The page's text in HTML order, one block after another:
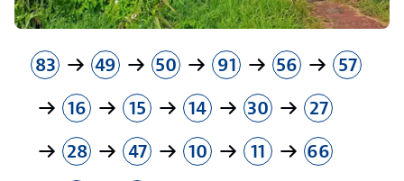
83 49 50 91 56
57
16
15 14 30
27
28
47 10 11
66